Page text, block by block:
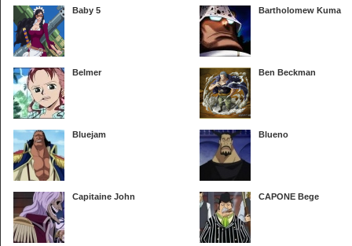
Baby 5 Bartholomew Kuma
Belmer Ben Beckman
Bluejam Blueno
Capitaine John CAPONE Bege